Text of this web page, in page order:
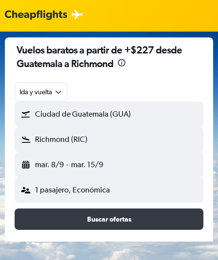
Vuelos baratos a partir de +$227 desde
Guatemala a Richmond
Ida y vuelta
Ciudad de Guatemala (GUA)
Richmond (RIC)
mar. 8/9 - mar. 15/9
1 pasajero, Económica
Buscar ofertas